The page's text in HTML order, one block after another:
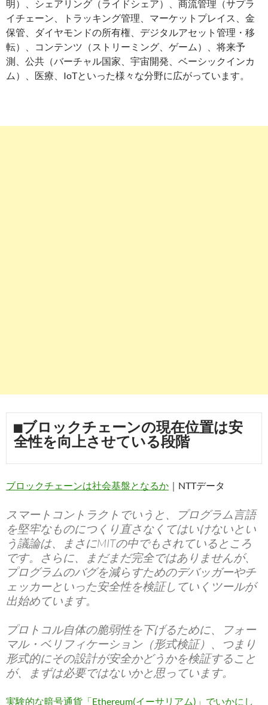
明）、シェアリング（ライドシェア）、商流管理（サプラ
イチェーン、トラッキング管理、マーケットプレイス、金
保管、ダイヤモンドの所有権、デジタルアセット管理・移
転）、コンテンツ（ストリーミング、ゲーム）、将来予
測、公共（バーチャル国家、宇宙開発、ベーシックインカ
ム）、医療、IoTといった様々な分野に広がっています。
■ブロックチェーンの現在位置は安
全性を向上させている段階
ブロックチェーンは社会基盤となるか ｜NTTデータ
スマートコントラクトでいうと、プログラム言語
を堅牢なものにつくり直さなくてはいけないとい
う議論は、まさにMITの中でもされているところ
です。さらに、まだまだ完全ではありませんが、
プログラムのバグを減らすためのデバッガーやチ
ェッカーといった安全性を検証していくツールが
出始めています。
プロトコル自体の脆弱性を下げるために、フォー
マル・ベリフィケーション（形式検証）、つまり
形式的にその設計が安全かどうかを検証すること
が、まずは必要ではないかと思っています。
実験的な暗号通貨「Ethereum(イーサリアム)」でいかにし